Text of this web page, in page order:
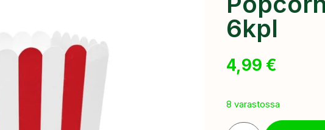
6kpl
4,99 €
8 varastossa